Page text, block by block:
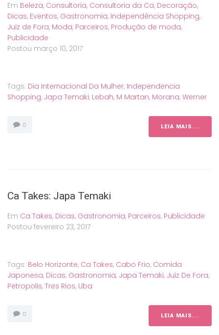
Em Beleza, Consultoria, Consultoria da Ca, Decoração,
Dicas, Eventos, Gastronomia, Independência Shopping,
Juiz de Fora, Moda, Parceiros, Produção de moda,
Publicidade
Postou março 10, 2017
Tags: Dia Internacional Da Mulher, Independencia
Shopping, Japa Temaki, Lebah, M Martan, Morana, Werner
0 LEIA MAIS...
Ca Takes: Japa Temaki
Em Ca Takes, Dicas, Gastronomia, Parceiros, Publicidade
Postou fevereiro 23, 2017
Tags: Belo Horizonte, Ca Takes, Cabo Frio, Comida
Japonesa, Dicas, Gastronomia, Japa Temaki, Juiz De Fora,
Petropolis, Tres Rios, Uba
0 LEIA MAIS...